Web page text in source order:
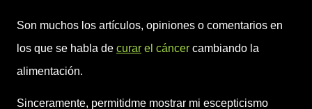
Son muchos los artículos, opiniones o comentarios en
los que se habla de curar el cáncer cambiando la
alimentación.
Sinceramente, permitidme mostrar mi escepticismo